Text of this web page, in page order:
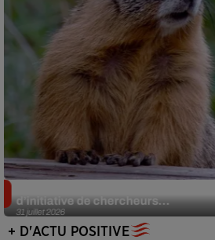
31 juillet 2026
d’initiative de chercheurs...
+ D'ACTU POSITIVE